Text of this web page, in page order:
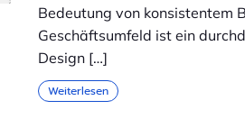
Bedeutung von konsistentem
Geschäftsumfeld ist ein
Design […]
Weiterlesen